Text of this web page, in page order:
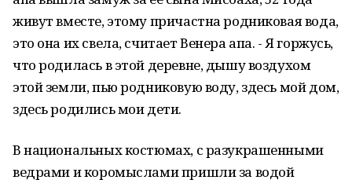
живут вместе, этому причастна родниковая вода,
это она их свела, считает Венера апа. - Я горжусь,
что родилась в этой деревне, дышу воздухом
этой земли, пью родниковую воду, здесь мой дом,
здесь родились мои дети.
В национальных костюмах, с разукрашенными
ведрами и коромыслами пришли за водой